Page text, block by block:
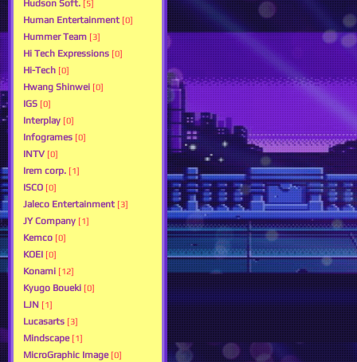
Hudson Soft. [5]
Human Entertainment [0]
Hummer Team [3]
Hi Tech Expressions [0]
Hi-Tech [0]
Hwang Shinwei [0]
IGS [0]
Interplay [0]
Infogrames [0]
INTV [0]
Irem corp. [1]
ISCO [0]
Jaleco Entertainment [3]
JY Company [1]
Kemco [0]
KOEI [0]
Konami [12]
Kyugo Boueki [0]
LJN [1]
Lucasarts [3]
Mindscape [1]
MicroGraphic Image [0]